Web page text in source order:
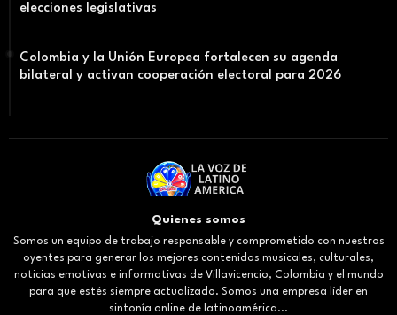
elecciones legislativas
Colombia y la Unión Europea fortalecen su agenda
bilateral y activan cooperación electoral para 2026
Quienes somos
Somos un equipo de trabajo responsable y comprometido con nuestros
oyentes para generar los mejores contenidos musicales, culturales,
noticias emotivas e informativas de Villavicencio, Colombia y el mundo
para que estés siempre actualizado. Somos una empresa líder en
sintonía online de latinoamérica...